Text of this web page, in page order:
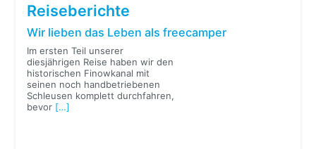
Reiseberichte
Wir lieben das Leben als freecamper
Im ersten Teil unserer
diesjährigen Reise haben wir den
historischen Finowkanal mit
seinen noch handbetriebenen
Schleusen komplett durchfahren,
bevor […]